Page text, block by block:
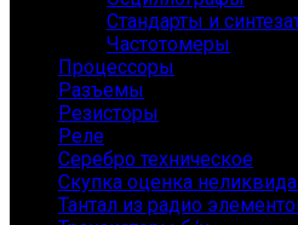
Стандарты и
Частотомеры
Процессоры
Разъемы
Резисторы
Реле
Серебро техническое
Скупка оценка
Тантал из радио